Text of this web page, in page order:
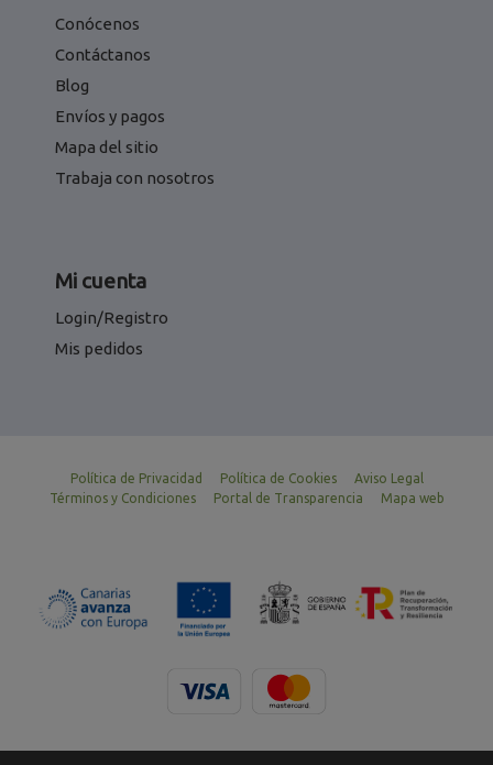
Conócenos
Contáctanos
Blog
Envíos y pagos
Mapa del sitio
Trabaja con nosotros
Mi cuenta
Login/Registro
Mis pedidos
Política de Privacidad Política de Cookies
Aviso Legal
Términos y Condiciones
Portal de Transparencia Mapa web